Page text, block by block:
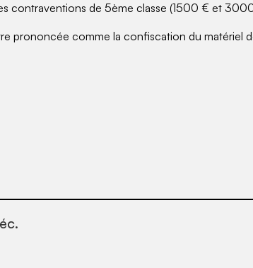
contraventions de 5ème classe (1500 € et
prononcée comme la confiscation du matériel